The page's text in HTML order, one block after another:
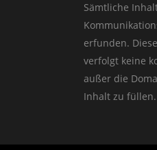
Sämtliche
erfunden.
verfolgt keine
außer die
Inhalt zu füllen.